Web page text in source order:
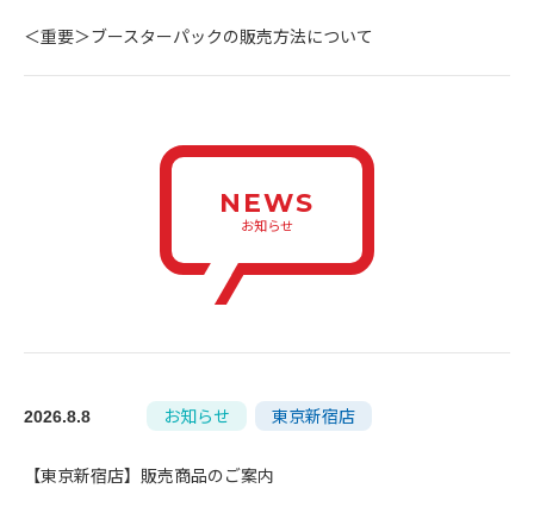
＜重要＞ブースターパックの販売方法について
NEWS
お知らせ
2026.8.8 お知らせ 東京新宿店
【東京新宿店】販売商品のご案内